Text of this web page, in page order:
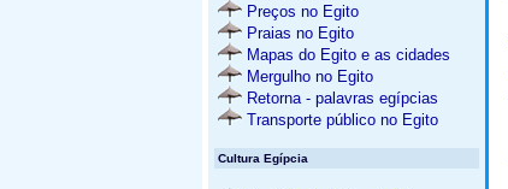
Preços no Egito
Praias no Egito
Mapas do Egito e as cidades
Mergulho no Egito
Retorna - palavras egípcias
Transporte público no Egito
Cultura Egípcia